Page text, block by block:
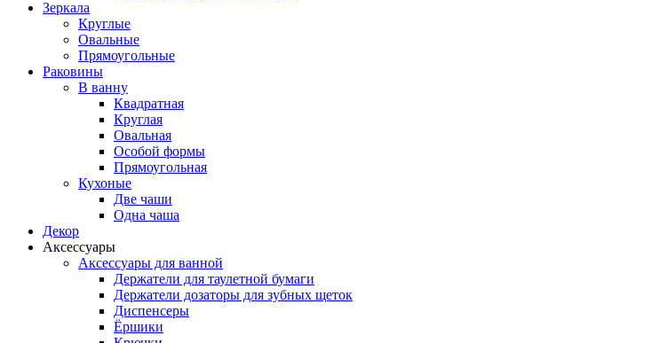
Зеркала
Круглые
Овальные
Прямоугольные
Раковины
В ванну
Квадратная
Круглая
Овальная
Особой формы
Прямоугольная
Кухоные
Две чаши
Одна чаша
Декор
Аксессуары
Аксессуары для ванной
Держатели для таулетной бумаги
Держатели дозаторы для зубных щеток
Диспенсеры
Ёршики